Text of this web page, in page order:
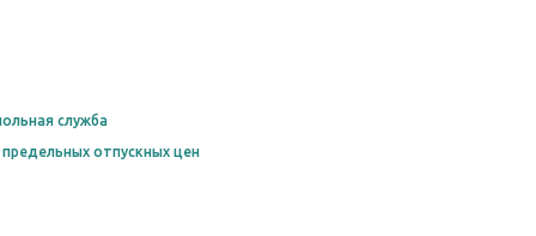
служба
отпускных цен